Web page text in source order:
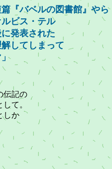
『バベルの図書館』やら
ビス・テル
発表された
してしまって
伝記の
て。
しか